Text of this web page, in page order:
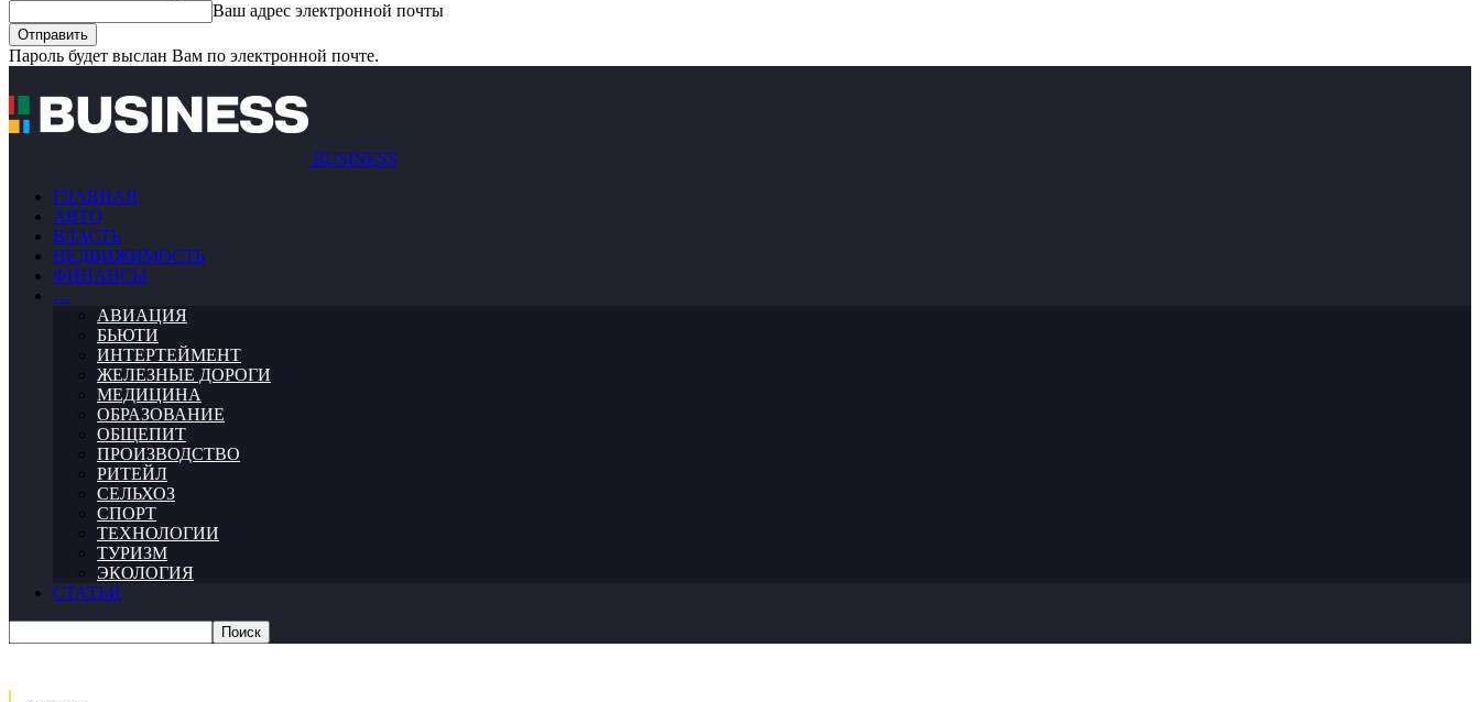
Ваш адрес электронной почты
Пароль будет выслан Вам по электронной почте.
BUSINESS
ГЛАВНАЯ
АВТО
ВЛАСТЬ
НЕДВИЖИМОСТЬ
ФИНАНСЫ
…
АВИАЦИЯ
БЬЮТИ
ИНТЕРТЕЙМЕНТ
ЖЕЛЕЗНЫЕ ДОРОГИ
МЕДИЦИНА
ОБРАЗОВАНИЕ
ОБЩЕПИТ
ПРОИЗВОДСТВО
РИТЕЙЛ
СЕЛЬХОЗ
СПОРТ
ТЕХНОЛОГИИ
ТУРИЗМ
ЭКОЛОГИЯ
СТАТЬИ